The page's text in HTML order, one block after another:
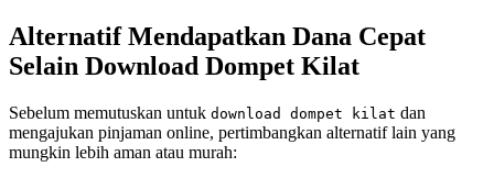
Alternatif Mendapatkan Dana Cepat
Selain Download Dompet Kilat
Sebelum memutuskan untuk download dompet kilat dan
mengajukan pinjaman online, pertimbangkan alternatif lain yang
mungkin lebih aman atau murah: